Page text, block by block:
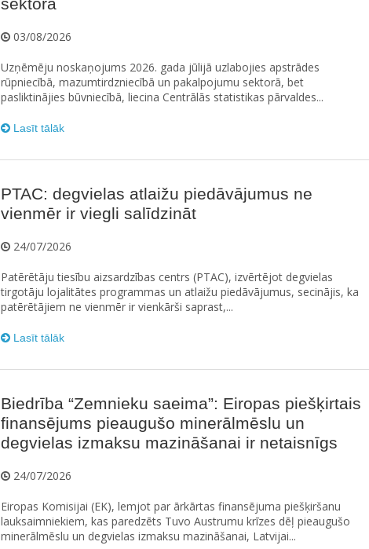
sektorā
03/08/2026
Uzņēmēju noskaņojums 2026. gada jūlijā uzlabojies apstrādes
rūpniecībā, mazumtirdzniecībā un pakalpojumu sektorā, bet
pasliktinājies būvniecībā, liecina Centrālās statistikas pārvaldes...
Lasīt tālāk
PTAC: degvielas atlaižu piedāvājumus ne
vienmēr ir viegli salīdzināt
24/07/2026
Patērētāju tiesību aizsardzības centrs (PTAC), izvērtējot degvielas
tirgotāju lojalitātes programmas un atlaižu piedāvājumus, secinājis, ka
patērētājiem ne vienmēr ir vienkārši saprast,...
Lasīt tālāk
Biedrība “Zemnieku saeima”: Eiropas piešķirtais
finansējums pieaugušo minerālmēslu un
degvielas izmaksu mazināšanai ir netaisnīgs
24/07/2026
Eiropas Komisijai (EK), lemjot par ārkārtas finansējuma piešķiršanu
lauksaimniekiem, kas paredzēts Tuvo Austrumu krīzes dēļ pieaugušo
minerālmēslu un degvielas izmaksu mazināšanai, Latvijai...